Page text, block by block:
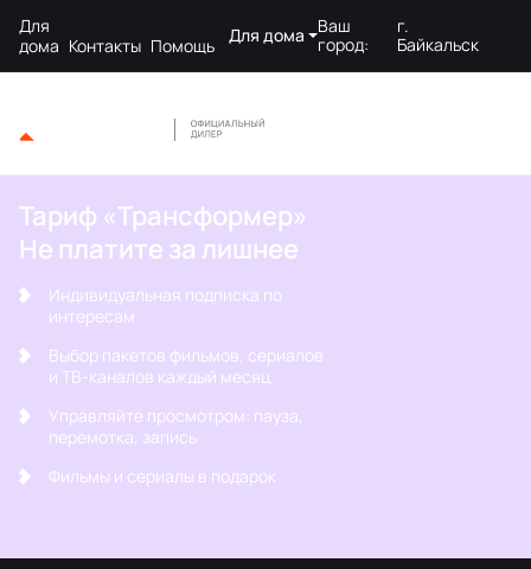
Для
дома Контакты Помощь Для дома
Ваш
город:
г.
Байкальск
Тариф «Трансформер»
Не платите за лишнее
Индивидуальная подписка по
интересам
Выбор пакетов фильмов, сериалов
и ТВ-каналов каждый месяц
Управляйте просмотром: пауза,
перемотка, запись
Фильмы и сериалы в подарок